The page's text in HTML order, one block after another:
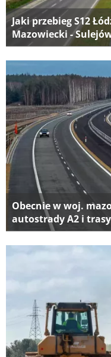
Jaki przebieg S12
Mazowiecki -
Obecnie w woj.
autostrady A2 i trasy